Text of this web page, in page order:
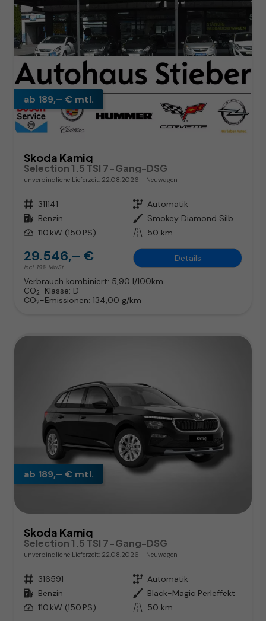
ab 189,– € mtl.
Skoda Kamiq
Selection 1.5 TSI 7-Gang-DSG
unverbindliche Lieferzeit: 22.08.2026 Neuwagen
Fahrzeugnr. 311141 Getriebe Automatik
Kraftstoff Benzin Außenfarbe
Smokey Diamond Silber Metallic
Leistung 110 kW (150 PS) Kilometerstand 50 km
29.546,– €
incl. 19% MwSt.
Details
Verbrauch kombiniert: 5,90 l/100km
CO2-Klasse: D
CO2-Emissionen: 134,00 g/km
ab 189,– € mtl.
Skoda Kamiq
Selection 1.5 TSI 7-Gang-DSG
unverbindliche Lieferzeit: 22.08.2026 Neuwagen
Fahrzeugnr. 316591 Getriebe Automatik
Kraftstoff Benzin Außenfarbe Black-Magic Perleffekt
Leistung 110 kW (150 PS) Kilometerstand 50 km